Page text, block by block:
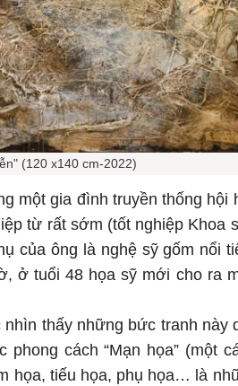
(120 x140 cm-2022)
một gia đình truyền thống hội
từ rất sớm (tốt nghiệp Khoa
của ông là nghệ sỹ gốm nổi
ở tuổi 48 họa sỹ mới cho ra
thấy những bức tranh này
cách “Mạn họa” (một
họa, tiếu họa, phụ họa… là